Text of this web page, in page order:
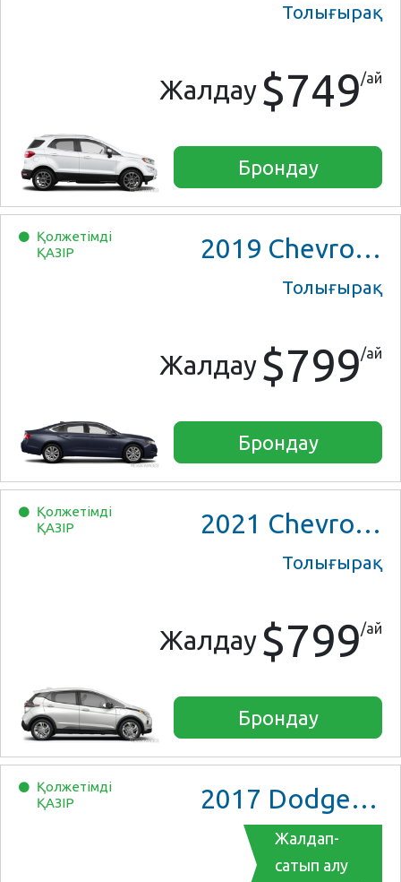
Толығырақ
Жалдау $749/ай
Брондау
Қолжетімді
ҚАЗІР
2019 Chevrolet Impala
Толығырақ
Жалдау $799/ай
Брондау
Қолжетімді
ҚАЗІР
2021 Chevrolet Bolt EV
Толығырақ
Жалдау $799/ай
Брондау
Қолжетімді
ҚАЗІР
2017 Dodge Grand Caravan GT
Жалдап-
сатып алу